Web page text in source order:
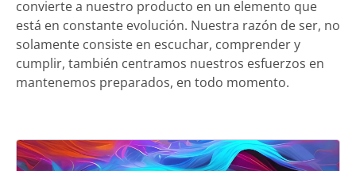
convierte a nuestro producto en un elemento que
está en constante evolución. Nuestra razón de ser, no
solamente consiste en escuchar, comprender y
cumplir, también centramos nuestros esfuerzos en
mantenemos preparados, en todo momento.